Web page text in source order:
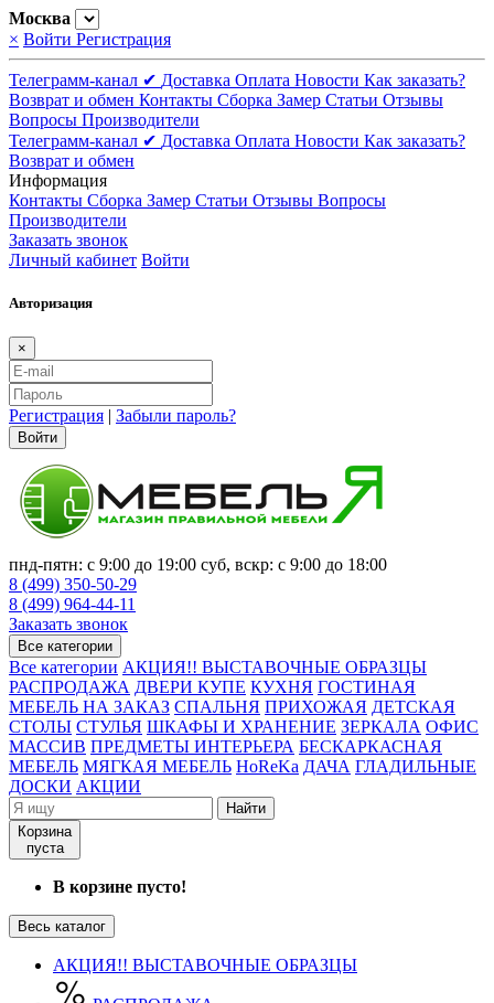
Москва
× Войти Регистрация
Телеграмм-канал ✔ Доставка Оплата Новости Как заказать?
Возврат и обмен Контакты Сборка Замер Статьи Отзывы
Вопросы Производители
Телеграмм-канал ✔ Доставка Оплата Новости Как заказать?
Возврат и обмен
Информация
Контакты Сборка Замер Статьи Отзывы Вопросы
Производители
Заказать звонок
Личный кабинет Войти
Авторизация
×
Регистрация | Забыли пароль?
Войти
пнд-пятн: с 9:00 до 19:00 суб, вскр: с 9:00 до 18:00
8 (499) 350-50-29
8 (499) 964-44-11
Заказать звонок
Все категории
Все категории АКЦИЯ!! ВЫСТАВОЧНЫЕ ОБРАЗЦЫ
РАСПРОДАЖА ДВЕРИ КУПЕ КУХНЯ ГОСТИНАЯ
МЕБЕЛЬ НА ЗАКАЗ СПАЛЬНЯ ПРИХОЖАЯ ДЕТСКАЯ
СТОЛЫ СТУЛЬЯ ШКАФЫ И ХРАНЕНИЕ ЗЕРКАЛА ОФИС
МАССИВ ПРЕДМЕТЫ ИНТЕРЬЕРА БЕСКАРКАСНАЯ
МЕБЕЛЬ МЯГКАЯ МЕБЕЛЬ HoReKa ДАЧА ГЛАДИЛЬНЫЕ
ДОСКИ АКЦИИ
Найти
Корзина
пуста
В корзине пусто!
Весь каталог
АКЦИЯ!! ВЫСТАВОЧНЫЕ ОБРАЗЦЫ